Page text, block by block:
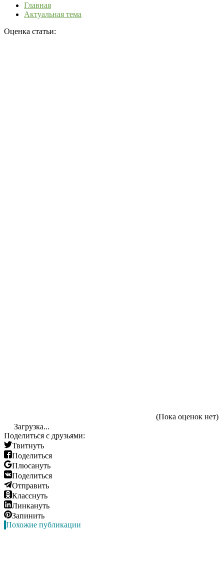
Главная
Актуальная тема
Оценка статьи:
(Пока оценок нет)
Загрузка...
Поделиться с друзьями:
Твитнуть
Поделиться
Плюсануть
Поделиться
Отправить
Класснуть
Линкануть
Запинить
Похожие публикации